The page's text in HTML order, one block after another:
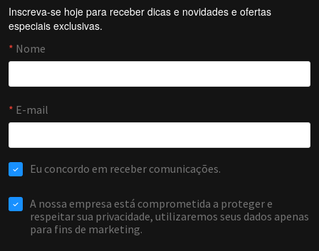
Inscreva-se hoje para receber dicas e novidades e ofertas
especiais exclusivas.
EMAIL
WHATSAPP / TELEFONE